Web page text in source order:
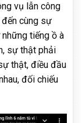
vụ lẫn công
cùng sự
tiếng ồ à
sự thật phải
thật, điều đầu
đối chiếu